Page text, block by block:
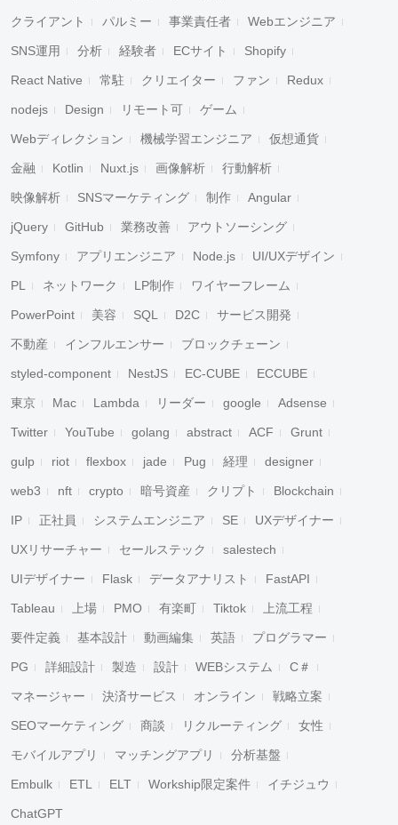
クライアント パルミー 事業責任者 Webエンジニア
SNS運用 分析 経験者 ECサイト Shopify
React Native 常駐 クリエイター ファン Redux
nodejs Design リモート可 ゲーム
Webディレクション 機械学習エンジニア 仮想通貨
金融 Kotlin Nuxt.js 画像解析 行動解析
映像解析 SNSマーケティング 制作 Angular
jQuery GitHub 業務改善 アウトソーシング
Symfony アプリエンジニア Node.js UI/UXデザイン
PL ネットワーク LP制作 ワイヤーフレーム
PowerPoint 美容 SQL D2C サービス開発
不動産 インフルエンサー ブロックチェーン
styled-component NestJS EC-CUBE ECCUBE
東京 Mac Lambda リーダー google Adsense
Twitter YouTube golang abstract ACF Grunt
gulp riot flexbox jade Pug 経理 designer
web3 nft crypto 暗号資産 クリプト Blockchain
IP 正社員 システムエンジニア SE UXデザイナー
UXリサーチャー セールステック salestech
UIデザイナー Flask データアナリスト FastAPI
Tableau 上場 PMO 有楽町 Tiktok 上流工程
要件定義 基本設計 動画編集 英語 プログラマー
PG 詳細設計 製造 設計 WEBシステム C＃
マネージャー 決済サービス オンライン 戦略立案
SEOマーケティング 商談 リクルーティング 女性
モバイルアプリ マッチングアプリ 分析基盤
Embulk ETL ELT Workship限定案件 イチジュウ
ChatGPT